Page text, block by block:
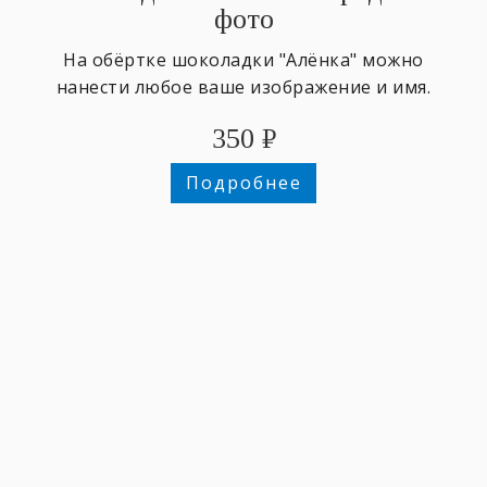
фото
На обёртке шоколадки "Алёнка" можно
нанести любое ваше изображение и имя.
350 ₽
Подробнее